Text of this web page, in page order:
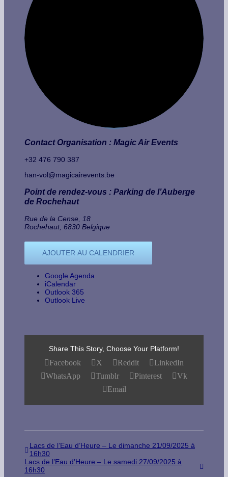
Contact Organisation : Magic Air Events
+32 476 790 387
han-vol@magicairevents.be
Point de rendez-vous : Parking de l’Auberge
de Rochehaut
Rue de la Cense, 18
Rochehaut, 6830 Belgique
AJOUTER AU CALENDRIER
Google Agenda
iCalendar
Outlook 365
Outlook Live
Share This Story, Choose Your Platform!
Facebook X Reddit
LinkedIn
WhatsApp
Tumblr Pinterest
Vk
Email
Lacs de l’Eau d’Heure – Le dimanche 21/09/2025 à
16h30
Lacs de l’Eau d’Heure – Le samedi 27/09/2025 à
16h30